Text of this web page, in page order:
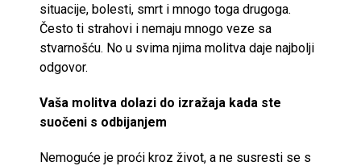
situacije, bolesti, smrt i mnogo toga drugoga.
Često ti strahovi i nemaju mnogo veze sa
stvarnošću. No u svima njima molitva daje najbolji
odgovor.
Vaša molitva dolazi do izražaja kada ste
suočeni s odbijanjem
Nemoguće je proći kroz život, a ne susresti se s